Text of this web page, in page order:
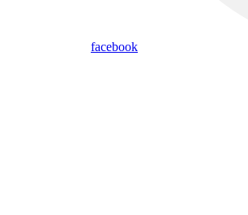
facebook